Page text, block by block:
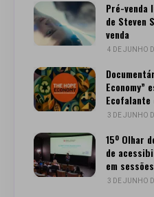
Pré-venda
de Steven
venda
4 DE JUNHO
Economy”
Ecofalante
3 DE JUNHO
15º Olhar
de
em
3 DE JUNHO